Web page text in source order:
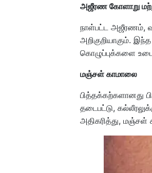
அஜீரண கோளாறு
நாள்பட்ட அஜீரணம்,
அறிகுறியாகும்.
கொழுப்புக்களை
மஞ்சள் காமாலை
பித்தக்கற்களானது
தடைபட்டு,
அதிகரித்து, மஞ்சள்